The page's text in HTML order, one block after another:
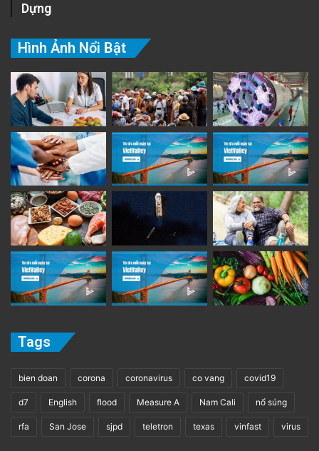
Dựng
Hình Ảnh Nổi Bật
Tags
bien doan corona coronavirus co vang covid19
d7 English flood Measure A Nam Cali nổ súng
rfa San Jose sjpd teletron texas vinfast virus